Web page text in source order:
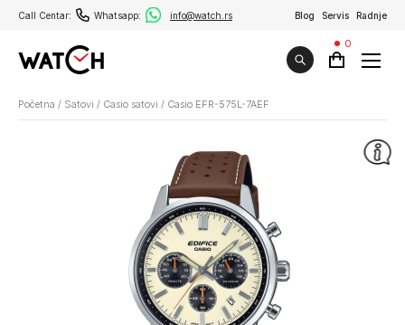
Call Centar: Whatsapp: info@watch.rs Blog Servis Radnje
0
Početna / Satovi / Casio satovi / Casio EFR-575L-7AEF